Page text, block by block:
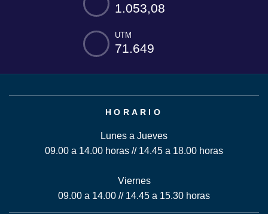
1.053,08
UTM
71.649
HORARIO
Lunes a Jueves
09.00 a 14.00 horas // 14.45 a 18.00 horas
Viernes
09.00 a 14.00 // 14.45 a 15.30 horas